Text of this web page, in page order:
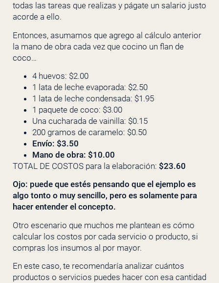
todas las tareas que realizas y págate un salario justo
acorde a ello.
Entonces, asumamos que agrego al cálculo anterior
la mano de obra cada vez que cocino un flan de
coco…
4 huevos: $2.00
1 lata de leche evaporada: $2.50
1 lata de leche condensada: $1.95
1 paquete de coco: $3.00
Una cucharada de vainilla: $0.15
200 gramos de caramelo: $0.50
Envío: $3.50
Mano de obra: $10.00
TOTAL DE COSTOS para la elaboración: $23.60
Ojo: puede que estés pensando que el ejemplo es
algo tonto o muy sencillo, pero es solamente para
hacer entender el concepto.
Otro escenario que muchos me plantean es cómo
calcular los costos por cada servicio o producto, si
compras los insumos al por mayor.
En este caso, te recomendaría analizar cuántos
productos o servicios puedes hacer con esa cantidad